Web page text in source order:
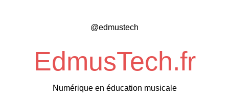
@edmustech
EdmusTech.fr
Numérique en éducation musicale